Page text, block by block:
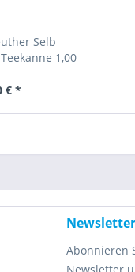
Selb
1,00
€ *
Newsletter
Abonnieren